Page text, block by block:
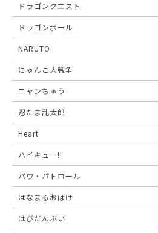
ドラゴンクエスト
ドラゴンボール
NARUTO
にゃんこ大戦争
ニャンちゅう
忍たま乱太郎
Heart
ハイキュー!!
パウ・パトロール
はなまるおばけ
はぴだんぶい